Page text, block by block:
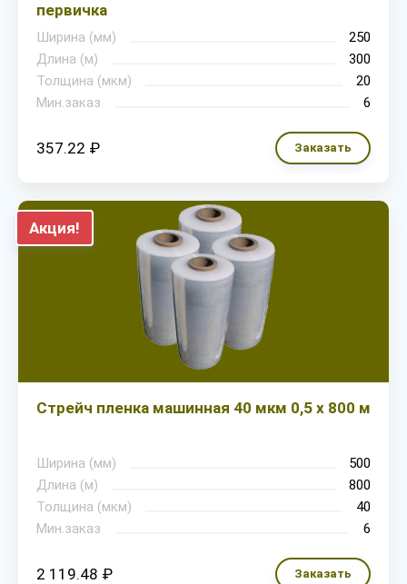
первичка
Ширина (мм)
250
Длина (м)
300
Толщина (мкм)
20
Мин.заказ
6
357.22 ₽ Заказать
Акция!
Стрейч пленка машинная 40 мкм 0,5 х 800 м
Ширина (мм)
500
Длина (м)
800
Толщина (мкм)
40
Мин.заказ
6
2 119.48 ₽ Заказать